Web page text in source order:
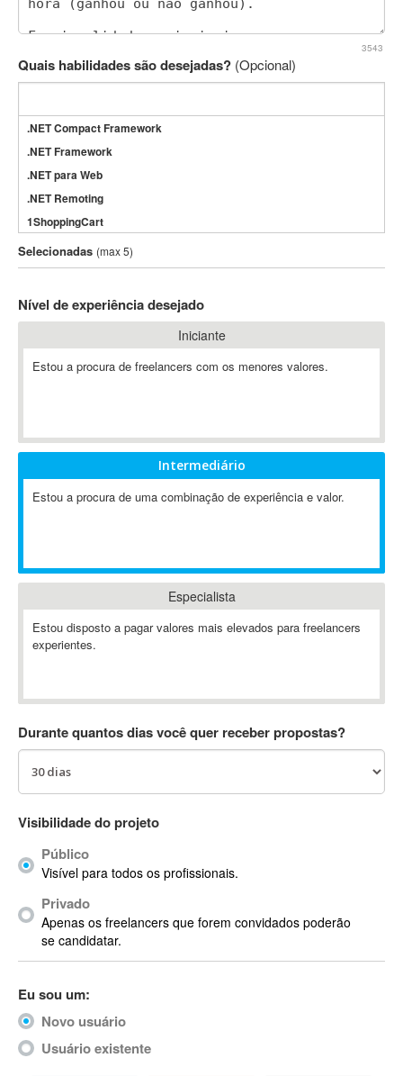
3543
Quais habilidades são desejadas? (Opcional)
.NET Compact Framework
.NET Framework
.NET para Web
.NET Remoting
1ShoppingCart
3DS Max
3GSM
802.11
A-GPS
ABAP
Abaqus
ABBYY FineReader
Ableton
Ableton Push
Abstract
AC3
ACID Pro
ACPI
Acrobat
Acrobat X
Acronis
ACT
Actimize
ActionScript
ActionScript 3
Selecionadas (max 5)
Nível de experiência desejado
Iniciante
Estou a procura de freelancers com os menores valores.
Intermediário
Estou a procura de uma combinação de experiência e valor.
Especialista
Estou disposto a pagar valores mais elevados para freelancers
experientes.
Durante quantos dias você quer receber propostas?
Visibilidade do projeto
Público
Visível para todos os profissionais.
Privado
Apenas os freelancers que forem convidados poderão
se candidatar.
Eu sou um:
Novo usuário
Usuário existente